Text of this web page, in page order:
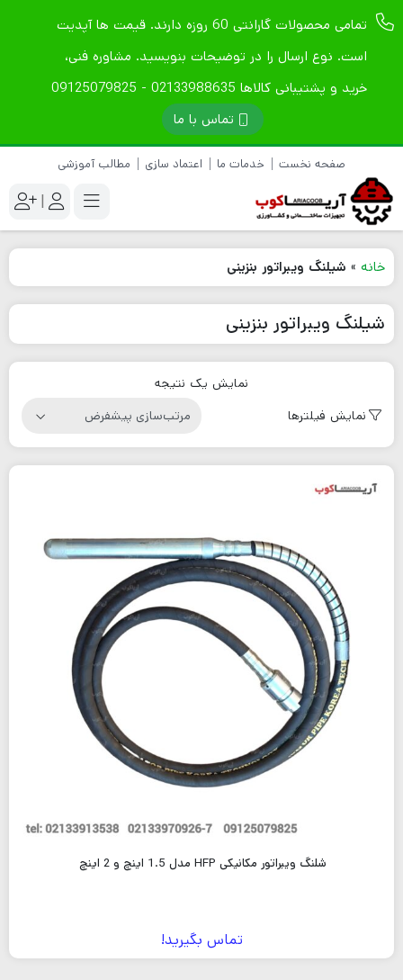
تمامی محصولات گارانتی 60 روزه دارند. قیمت ها آپدیت
است. نوع ارسال را در توضیحات بنویسید. مشاوره فنی،
خرید و پشتیبانی کالاها 02133988635 - 09125079825
تماس با ما
صفحه نخست خدمات ما اعتماد سازی مطالب آموزشی
|
خانه » شیلنگ ویبراتور بنزینی
شیلنگ ویبراتور بنزینی
نمایش یک نتیجه
نمایش فیلترها
شلنگ ویبراتور مکانیکی HFP مدل 1.5 اینچ و 2 اینچ
تماس بگیرید!